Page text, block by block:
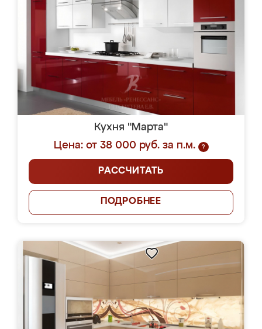
Кухня "Марта"
Цена: от 38 000 руб. за п.м.
?
РАССЧИТАТЬ
ПОДРОБНЕЕ